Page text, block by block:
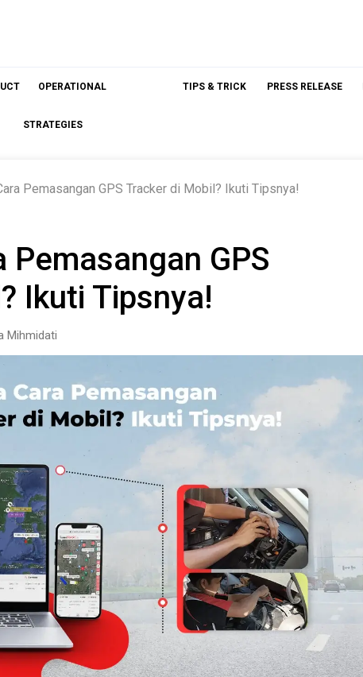
OPERATIONAL
STRATEGIES
TIPS & TRICK PRESS RELEASE
Pemasangan GPS Tracker di Mobil? Ikuti Tipsnya!
Pemasangan GPS
Ikuti Tipsnya!
Mihmidati